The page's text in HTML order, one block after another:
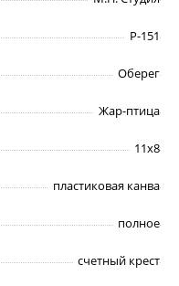
Р-151
Оберег
Жар-птица
11х8
пластиковая канва
полное
счетный крест